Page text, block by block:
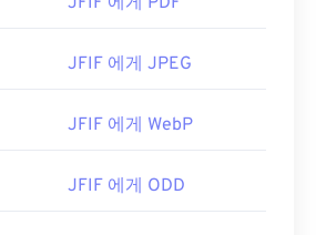
JFIF 에게 JPEG
JFIF 에게 WebP
JFIF 에게 ODD